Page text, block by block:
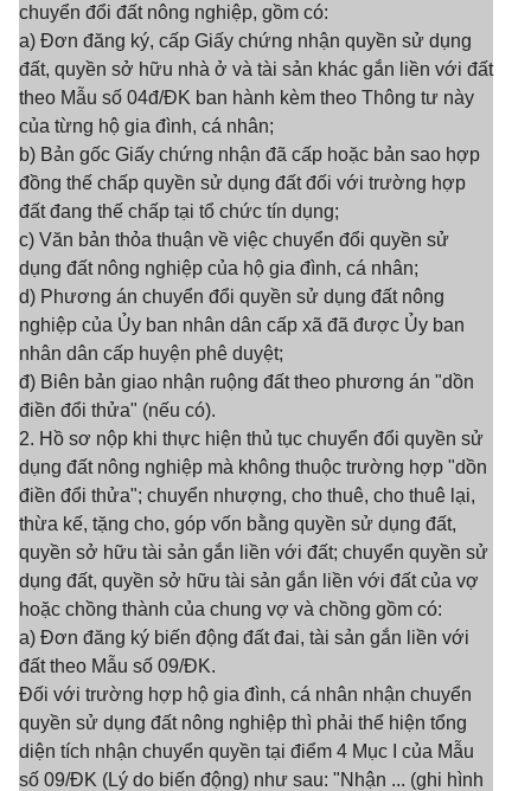
chuyển đổi đất nông nghiệp, gồm có:
a) Đơn đăng ký, cấp Giấy chứng nhận quyền sử dụng
đất, quyền sở hữu nhà ở và tài sản khác gắn liền với đất
theo Mẫu số 04đ/ĐK ban hành kèm theo Thông tư này
của từng hộ gia đình, cá nhân;
b) Bản gốc Giấy chứng nhận đã cấp hoặc bản sao hợp
đồng thế chấp quyền sử dụng đất đối với trường hợp
đất đang thế chấp tại tổ chức tín dụng;
c) Văn bản thỏa thuận về việc chuyển đổi quyền sử
dụng đất nông nghiệp của hộ gia đình, cá nhân;
d) Phương án chuyển đổi quyền sử dụng đất nông
nghiệp của Ủy ban nhân dân cấp xã đã được Ủy ban
nhân dân cấp huyện phê duyệt;
đ) Biên bản giao nhận ruộng đất theo phương án "dồn
điền đổi thửa" (nếu có).
2. Hồ sơ nộp khi thực hiện thủ tục chuyển đổi quyền sử
dụng đất nông nghiệp mà không thuộc trường hợp "dồn
điền đổi thửa"; chuyển nhượng, cho thuê, cho thuê lại,
thừa kế, tặng cho, góp vốn bằng quyền sử dụng đất,
quyền sở hữu tài sản gắn liền với đất; chuyển quyền sử
dụng đất, quyền sở hữu tài sản gắn liền với đất của vợ
hoặc chồng thành của chung vợ và chồng gồm có:
a) Đơn đăng ký biến động đất đai, tài sản gắn liền với
đất theo Mẫu số 09/ĐK.
Đối với trường hợp hộ gia đình, cá nhân nhận chuyển
quyền sử dụng đất nông nghiệp thì phải thể hiện tổng
diện tích nhận chuyển quyền tại điểm 4 Mục I của Mẫu
số 09/ĐK (Lý do biến động) như sau: "Nhận ... (ghi hình